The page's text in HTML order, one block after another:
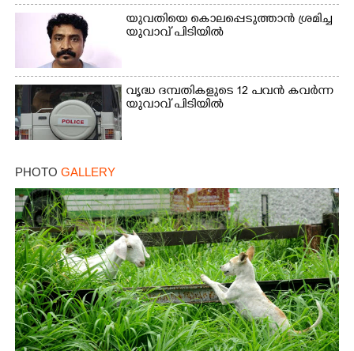
യുവതിയെ കൊലപ്പെടുത്താൻ ശ്രമിച്ച
യുവാവ് പിടിയിൽ
വൃദ്ധ ദമ്പതികളുടെ 12 പവൻ കവർന്ന
യുവാവ് പിടിയിൽ
PHOTO GALLERY